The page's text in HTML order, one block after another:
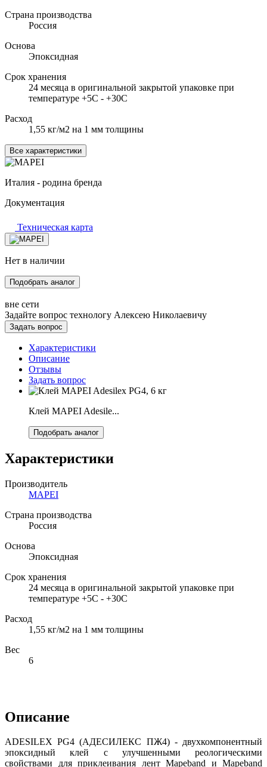
Страна производства
Россия
Основа
Эпоксидная
Срок хранения
24 месяца в оригинальной закрытой упаковке при
температуре +5C - +30C
Расход
1,55 кг/м2 на 1 мм толщины
Все характеристики
Италия - родина бренда
Документация
Техническая карта
Нет в наличии
Подобрать аналог
вне сети
Задайте вопрос технологу Алексею Николаевичу
Задать вопрос
Характеристики
Описание
Отзывы
Задать вопрос
Клей MAPEI Adesile...
Подобрать аналог
Характеристики
Производитель
MAPEI
Страна производства
Россия
Основа
Эпоксидная
Срок хранения
24 месяца в оригинальной закрытой упаковке при
температуре +5C - +30C
Расход
1,55 кг/м2 на 1 мм толщины
Вес
6
Описание
ADESILEX PG4 (АДЕСИЛЕКС ПЖ4) - двухкомпонентный
эпоксидный клей с улучшенными реологическими
свойствами для приклеивания лент Mapeband и Mapeband